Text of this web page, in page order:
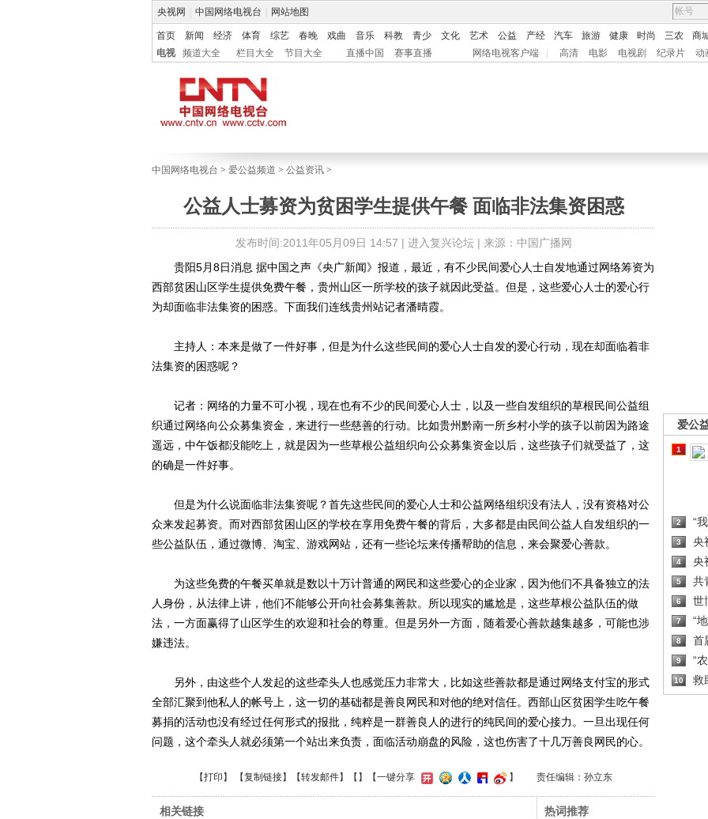
央视网 中国网络电视台 网站地图
首页 新闻 经济 体育 综艺 春晚 戏曲 音乐 科教 青少 文化 艺术 公益 产经 汽车 旅游 健康 时尚 三农 商
电视
频道大全 栏目大全 节目大全 直播中国 赛事直播 网络电视客户端 高清 电影 电视剧 纪录片 动
中国网络电视台 > 爱公益频道 > 公益资讯 >
公益人士募资为贫困学生提供午餐 面临非法集资困惑
发布时间:2011年05月09日 14:57 | 进入复兴论坛| 来源：中国广播网
爱公
1
2 “
3 央
4 央
5 共
6 世
7 “
8 首
9 “
10 救
贵阳5月8日消息 据中国之声《央广新闻》报道，最近，有不少民间爱心人士自发地通过网络筹资为
西部贫困山区学生提供免费午餐，贵州山区一所学校的孩子就因此受益。但是，这些爱心人士的爱心行
为却面临非法集资的困惑。下面我们连线贵州站记者潘晴霞。
主持人：本来是做了一件好事，但是为什么这些民间的爱心人士自发的爱心行动，现在却面临着非
法集资的困惑呢？
记者：网络的力量不可小视，现在也有不少的民间爱心人士，以及一些自发组织的草根民间公益组
织通过网络向公众募集资金，来进行一些慈善的行动。比如贵州黔南一所乡村小学的孩子以前因为路途
遥远，中午饭都没能吃上，就是因为一些草根公益组织向公众募集资金以后，这些孩子们就受益了，这
的确是一件好事。
但是为什么说面临非法集资呢？首先这些民间的爱心人士和公益网络组织没有法人，没有资格对公
众来发起募资。而对西部贫困山区的学校在享用免费午餐的背后，大多都是由民间公益人自发组织的一
些公益队伍，通过微博、淘宝、游戏网站，还有一些论坛来传播帮助的信息，来会聚爱心善款。
为这些免费的午餐买单就是数以十万计普通的网民和这些爱心的企业家，因为他们不具备独立的法
人身份，从法律上讲，他们不能够公开向社会募集善款。所以现实的尴尬是，这些草根公益队伍的做
法，一方面赢得了山区学生的欢迎和社会的尊重。但是另外一方面，随着爱心善款越集越多，可能也涉
嫌违法。
另外，由这些个人发起的这些牵头人也感觉压力非常大，比如这些善款都是通过网络支付宝的形式
全部汇聚到他私人的帐号上，这一切的基础都是善良网民和对他的绝对信任。西部山区贫困学生吃午餐
募捐的活动也没有经过任何形式的报批，纯粹是一群善良人的进行的纯民间的爱心接力。一旦出现任何
问题，这个牵头人就必须第一个站出来负责，面临活动崩盘的风险，这也伤害了十几万善良网民的心。
【打印 】 【复制链接】【转发邮件】【 】 【一键分享 】 责任编辑：孙立东
相关链接
热词推荐